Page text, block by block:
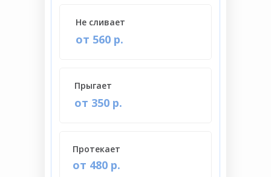
от 560 р.
Не сливает
от 480 р.
Протекает
от 350 р.
Прыгает